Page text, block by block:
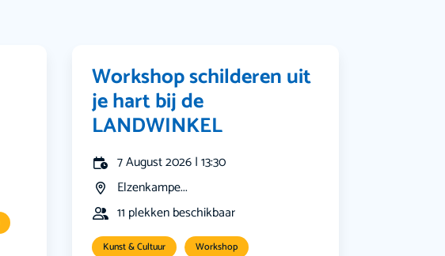
Workshop schilderen uit
je hart bij de
LANDWINKEL
7 August 2026 | 13:30
Elzenkampe...
11 plekken beschikbaar
Kunst & Cultuur Workshop